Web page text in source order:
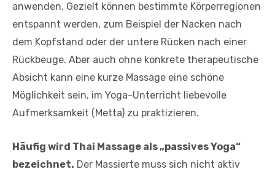
anwenden. Gezielt können bestimmte Körperregionen
entspannt werden, zum Beispiel der Nacken nach
dem Kopfstand oder der untere Rücken nach einer
Rückbeuge. Aber auch ohne konkrete therapeutische
Absicht kann eine kurze Massage eine schöne
Möglichkeit sein, im Yoga-Unterricht liebevolle
Aufmerksamkeit (Metta) zu praktizieren.
Häufig wird Thai Massage als „passives Yoga“
bezeichnet. Der Massierte muss sich nicht aktiv